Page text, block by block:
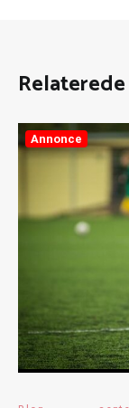
Annonce